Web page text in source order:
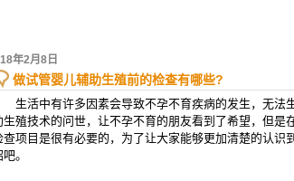
年2月8日
做试管婴儿辅助生殖前的检查有哪些?
活中有许多因素会导致不孕不育疾病的发生，无法
生殖技术的问世，让不孕不育的朋友看到了希望，但
查项目是很有必要的，为了让大家能够更加清楚的认
。